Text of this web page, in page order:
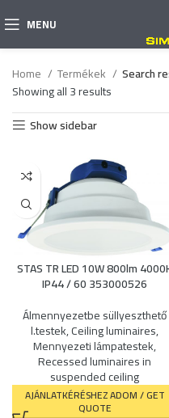
MENU
Home Termékek
Search
Showing all 3 results
Show sidebar
STAS TR LED 10W 800lm
IP44 / 60 353000526
Álmennyezetbe süllyeszthető
l.testek,Ceiling luminaires,
Mennyezeti lámpatestek,
Recessed luminaires in
suspended ceiling
AJÁNLATKÉRÉSHEZ ADOM / GET
QUOTE